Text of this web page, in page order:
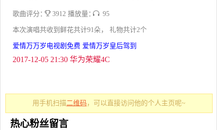
歌曲评分： 3912 播放量： 95
本次演唱共收到鲜花共计91朵， 礼物共计2个
爱情万万岁电视剧免费 爱情万岁皇后驾到
2017-12-05 21:30 华为荣耀4C
用手机扫描二维码 ，可以直接访问他的个人主页呢~
热心粉丝留言